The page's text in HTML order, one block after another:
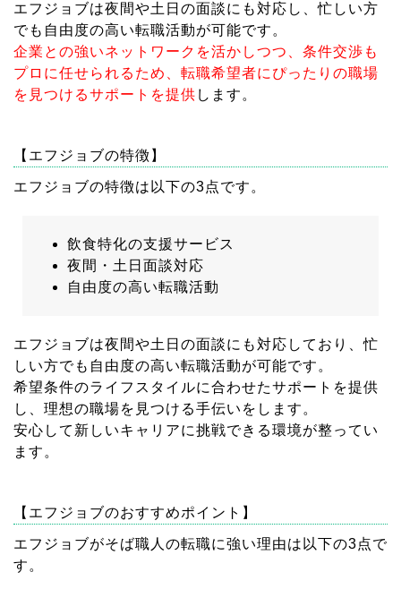
エフジョブは夜間や土日の面談にも対応し、忙しい方
でも自由度の高い転職活動が可能です。
企業との強いネットワークを活かしつつ、条件交渉も
プロに任せられるため、転職希望者にぴったりの職場
を見つけるサポートを提供 します。
【エフジョブの特徴】
エフジョブの特徴は以下の3点です。
飲食特化の支援サービス
夜間・土日面談対応
自由度の高い転職活動
エフジョブは夜間や土日の面談にも対応しており、忙
しい方でも自由度の高い転職活動が可能です。
希望条件のライフスタイルに合わせたサポートを提供
し、理想の職場を見つける手伝いをします。
安心して新しいキャリアに挑戦できる環境が整ってい
ます。
【エフジョブのおすすめポイント】
エフジョブがそば職人の転職に強い理由は以下の3点で
す。